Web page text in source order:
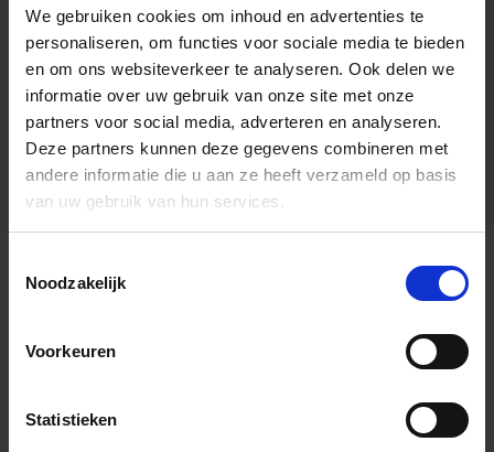
We gebruiken cookies om inhoud en advertenties te
personaliseren, om functies voor sociale media te bieden
en om ons websiteverkeer te analyseren. Ook delen we
informatie over uw gebruik van onze site met onze
partners voor social media, adverteren en analyseren.
Deze partners kunnen deze gegevens combineren met
andere informatie die u aan ze heeft verzameld op basis
van uw gebruik van hun services.
Noodzakelijk
Voorkeuren
Statistieken
Algemene informatie